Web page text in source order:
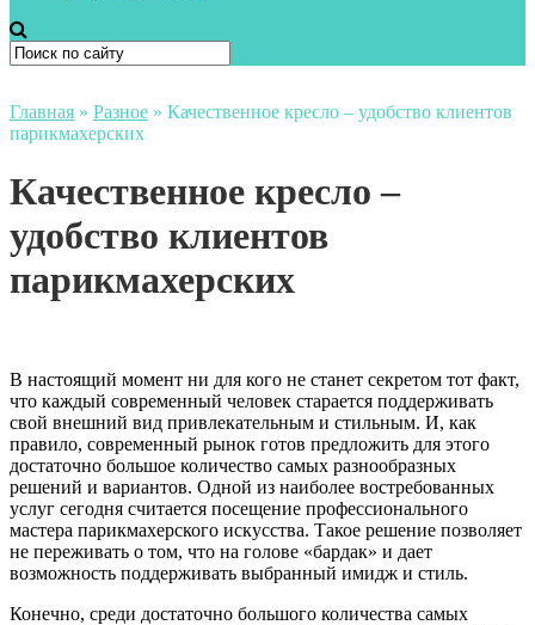
Главная » Разное » Качественное кресло – удобство клиентов
парикмахерских
Качественное кресло –
удобство клиентов
парикмахерских
В настоящий момент ни для кого не станет секретом тот факт,
что каждый современный человек старается поддерживать
свой внешний вид привлекательным и стильным. И, как
правило, современный рынок готов предложить для этого
достаточно большое количество самых разнообразных
решений и вариантов. Одной из наиболее востребованных
услуг сегодня считается посещение профессионального
мастера парикмахерского искусства. Такое решение позволяет
не переживать о том, что на голове «бардак» и дает
возможность поддерживать выбранный имидж и стиль.
Конечно, среди достаточно большого количества самых